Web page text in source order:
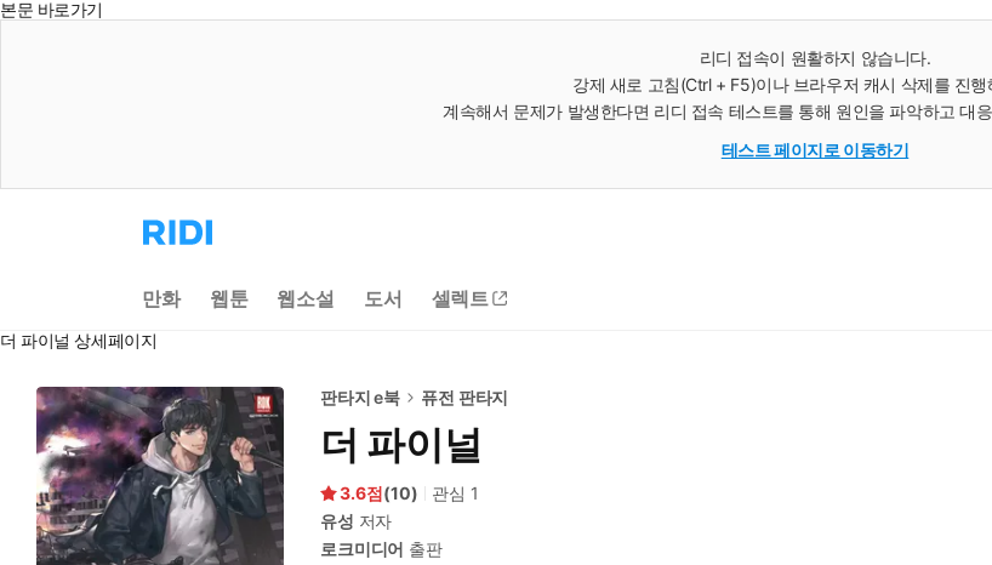
본문 바로가기
리디 접속이 원활하지 않습니다.
강제 새로 고침(Ctrl + F5)이나 브라우저 캐시 삭제를 진행
계속해서 문제가 발생한다면 리디 접속 테스트를 통해 원인을 파악하고 대
테스트 페이지로 이동하기
리
디
으
로
동
만화 웹툰 웹소설 도서 셀렉트
더 파이널 상세페이지
판타지 e북 퓨전 판타지
더 파이널
3.6 (10) 관심 1
유성 저자
로크미디어 출판